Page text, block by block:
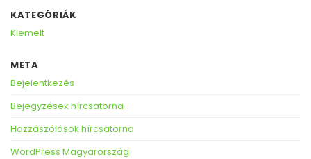
KATEGÓRIÁK
Kiemelt
META
Bejelentkezés
Bejegyzések hírcsatorna
Hozzászólások hírcsatorna
WordPress Magyarország